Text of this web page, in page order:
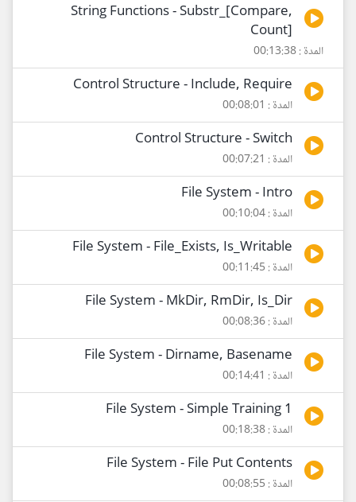
String Functions - Substr_[Compare,
Count]
المدة : 00:13:38
Control Structure - Include, Require
المدة : 00:08:01
Control Structure - Switch
المدة : 00:07:21
File System - Intro
المدة : 00:10:04
File System - File_Exists, Is_Writable
المدة : 00:11:45
File System - MkDir, RmDir, Is_Dir
المدة : 00:08:36
File System - Dirname, Basename
المدة : 00:14:41
File System - Simple Training 1
المدة : 00:18:38
File System - File Put Contents
المدة : 00:08:55